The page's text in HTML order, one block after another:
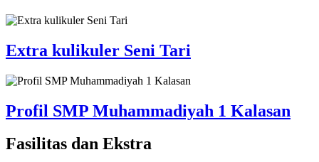
Extra kulikuler Seni Tari
Profil SMP Muhammadiyah 1 Kalasan
Fasilitas dan Ekstra